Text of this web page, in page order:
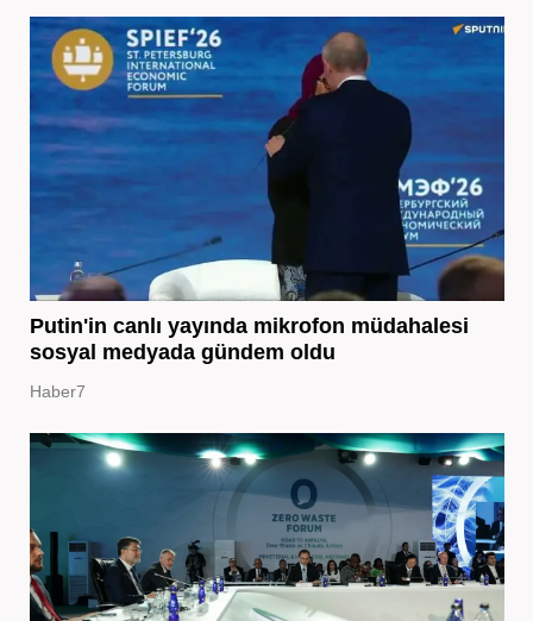
Putin'in canlı yayında mikrofon müdahalesi
sosyal medyada gündem oldu
Haber7